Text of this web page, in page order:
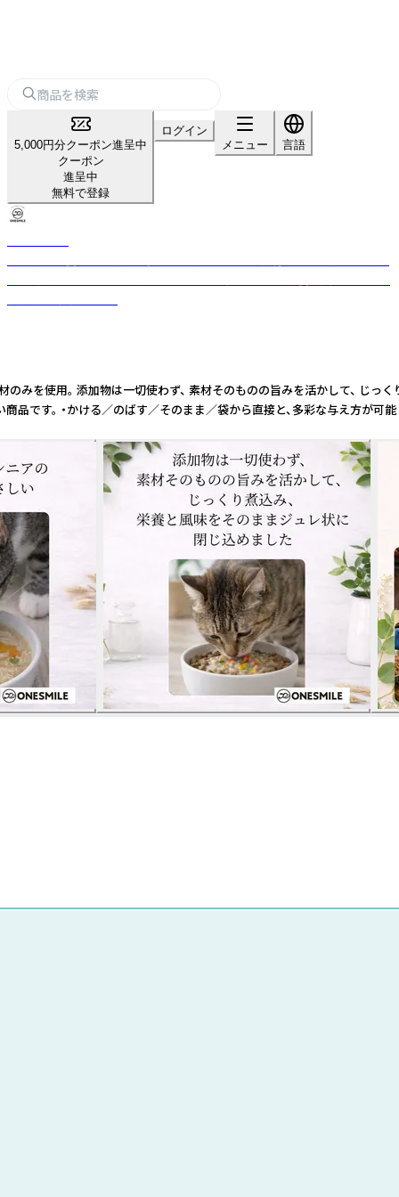
5,000円分クーポン進呈中
クーポン
進呈中
無料で登録
ログイン
メニュー
言語
を使用。 添加物は一切使わず、 素材そのものの旨みを活かして
す。 ・かける／のばす／そのまま／袋から直接と、多彩な与え